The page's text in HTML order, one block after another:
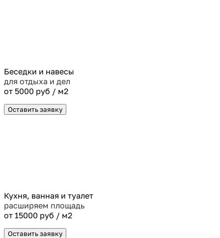
Беседки и навесы
для отдыха и дел
от 5000 руб / м2
Оставить заявку
Кухня, ванная и туалет
расширяем площадь
от 15000 руб / м2
Оставить заявку